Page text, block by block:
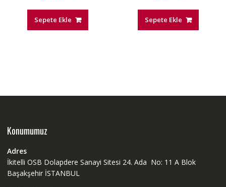
Sepete Ekle Sepete Ekle
Konumumuz
Adres
İkitelli OSB Dolapdere Sanayi Sitesi 24. Ada No: 11 A Blok
Başakşehir İSTANBUL